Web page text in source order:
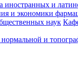
иностранных и
и экономики
наук
и